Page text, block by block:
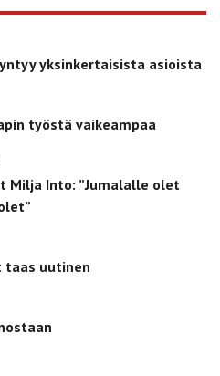
yksinkertaisista asioista
työstä vaikeampaa
Milja Into: ”Jumalalle olet
taas uutinen